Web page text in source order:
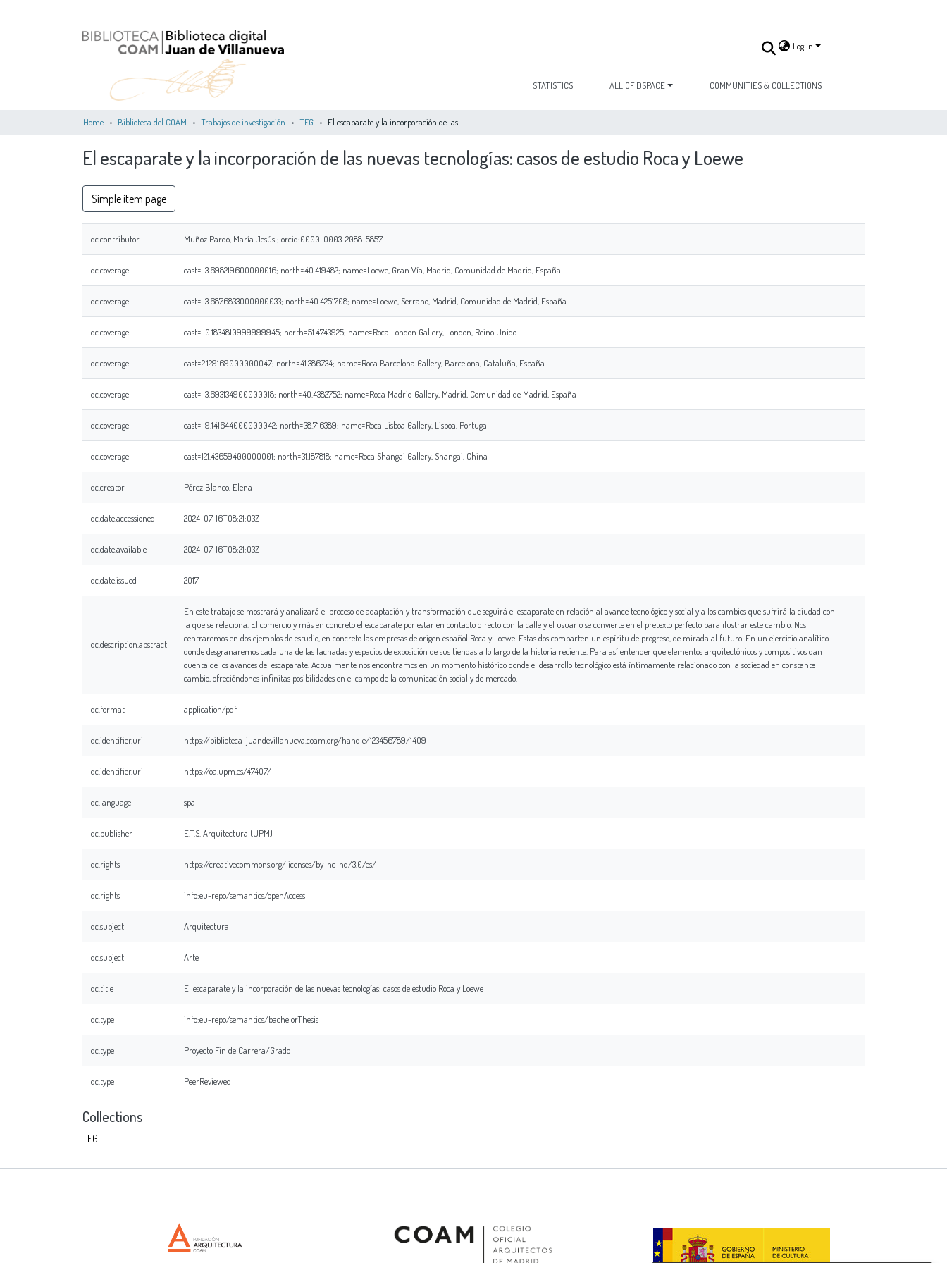
Log In
COMMUNITIES & COLLECTIONS
ALL OF DSPACE
STATISTICS
Home Biblioteca del COAM Trabajos de investigación TFG
El escaparate y la incorporación de las nuevas tecnologías: casos de estudio Roca y Loewe
Simple item page
dc.contributor Muñoz Pardo, María Jesús ; orcid:0000-0003-2088-5857
dc.coverage east=-3.698219600000016; north=40.419482; name=Loewe, Gran Vía, Madrid, Comunidad de Madrid, España
dc.coverage east=-3.6876833000000033; north=40.4251708; name=Loewe, Serrano, Madrid, Comunidad de Madrid, España
dc.coverage east=-0.1834810999999945; north=51.4743925; name=Roca London Gallery, London, Reino Unido
dc.coverage east=2.129169000000047; north=41.386734; name=Roca Barcelona Gallery, Barcelona, Cataluña, España
dc.coverage east=-3.693134900000018; north=40.4382752; name=Roca Madrid Gallery, Madrid, Comunidad de Madrid, España
dc.coverage east=-9.141644000000042; north=38.716389; name=Roca Lisboa Gallery, Lisboa, Portugal
dc.coverage east=121.43659400000001; north=31.187818; name=Roca Shangai Gallery, Shangai, China
dc.creator Pérez Blanco, Elena
dc.date.accessioned 2024-07-16T08:21:03Z
dc.date.available 2024-07-16T08:21:03Z
dc.date.issued 2017
dc.description.abstract
En este trabajo se mostrará y analizará el proceso de adaptación y transformación que seguirá el escaparate en relación al avance tecnológico y social y a los cambios que sufrirá la ciudad con
la que se relaciona. El comercio y más en concreto el escaparate por estar en contacto directo con la calle y el usuario se convierte en el pretexto perfecto para ilustrar este cambio. Nos
centraremos en dos ejemplos de estudio, en concreto las empresas de origen español Roca y Loewe. Estas dos comparten un espíritu de progreso, de mirada al futuro. En un ejercicio analítico
donde desgranaremos cada una de las fachadas y espacios de exposición de sus tiendas a lo largo de la historia reciente. Para así entender que elementos arquitectónicos y compositivos dan
cuenta de los avances del escaparate. Actualmente nos encontramos en un momento histórico donde el desarrollo tecnológico está íntimamente relacionado con la sociedad en constante
cambio, ofreciéndonos infinitas posibilidades en el campo de la comunicación social y de mercado.
dc.format application/pdf
dc.identifier.uri https://biblioteca-juandevillanueva.coam.org/handle/123456789/1409
dc.identifier.uri https://oa.upm.es/47407/
dc.language spa
dc.publisher E.T.S. Arquitectura (UPM)
dc.rights https://creativecommons.org/licenses/by-nc-nd/3.0/es/
dc.rights info:eu-repo/semantics/openAccess
dc.subject Arquitectura
dc.subject Arte
dc.title El escaparate y la incorporación de las nuevas tecnologías: casos de estudio Roca y Loewe
dc.type info:eu-repo/semantics/bachelorThesis
dc.type Proyecto Fin de Carrera/Grado
dc.type PeerReviewed
Collections
TFG